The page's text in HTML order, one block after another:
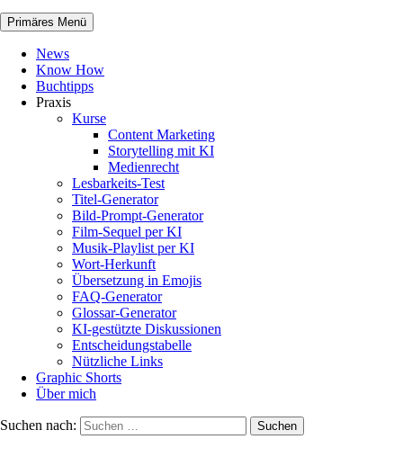
netknowhow
Primäres Menü
News
Know How
Buchtipps
Praxis
Kurse
Content Marketing
Storytelling mit KI
Medienrecht
Lesbarkeits-Test
Titel-Generator
Bild-Prompt-Generator
Film-Sequel per KI
Musik-Playlist per KI
Wort-Herkunft
Übersetzung in Emojis
FAQ-Generator
Glossar-Generator
KI-gestützte Diskussionen
Entscheidungstabelle
Nützliche Links
Graphic Shorts
Über mich
Suchen nach: